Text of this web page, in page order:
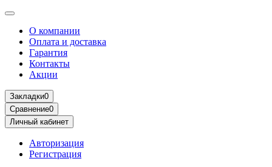
О компании
Оплата и доставка
Гарантия
Контакты
Акции
Закладки0
Сравнение0
Личный кабинет
Авторизация
Регистрация